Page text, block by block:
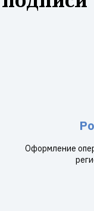
Оформление